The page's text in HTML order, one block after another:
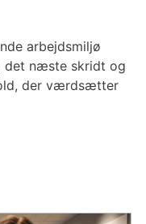
arbejdsmiljø
det næste skridt og
der værdsætter